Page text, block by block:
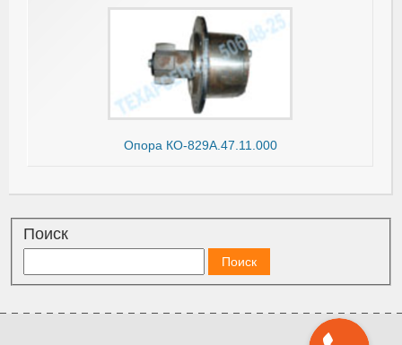
Опора КО-829А.47.11.000
Поиск